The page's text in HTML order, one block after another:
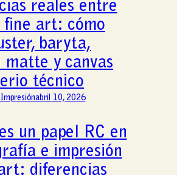
reales entre
fine art: cómo
baryta,
matte y canvas
técnico
abril 10, 2026
un papel RC en
e impresión
diferencias